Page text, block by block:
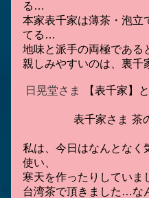
る…
本家表千家は薄茶・泡
てる…
地味と派手の両極である
親しみやすいのは、裏
日晃堂さま 【表千家】
表千家さま 茶
私は、今日はなんとなく
使い、
寒天を作ったりしていま
台湾茶で頂きました…な